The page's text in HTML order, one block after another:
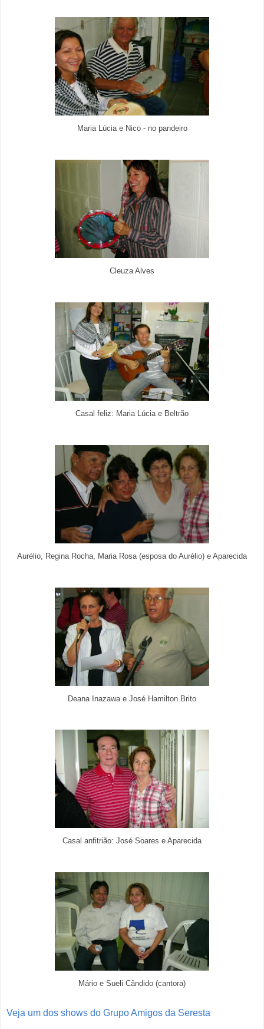
Maria Lúcia e Nico - no pandeiro
Cleuza Alves
Casal feliz: Maria Lúcia e Beltrão
Aurélio, Regina Rocha, Maria Rosa (esposa do Aurélio) e Aparecida
Deana Inazawa e José Hamilton Brito
Casal anfitrião: José Soares e Aparecida
Mário e Sueli Cândido (cantora)
Veja um dos shows do Grupo Amigos da Seresta